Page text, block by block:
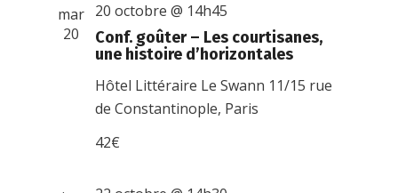
mar
20
Conf. goûter – Les courtisanes,
une histoire d’horizontales
20 octobre @ 14h45
Hôtel Littéraire Le Swann 11/15 rue
de Constantinople, Paris
42€